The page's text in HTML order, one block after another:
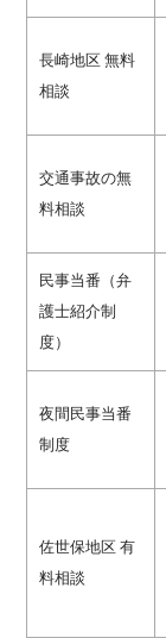
長崎地区 無料
相談
交通事故の無
料相談
民事当番（弁
護士紹介制
度）
夜間民事当番
制度
佐世保地区 有
料相談